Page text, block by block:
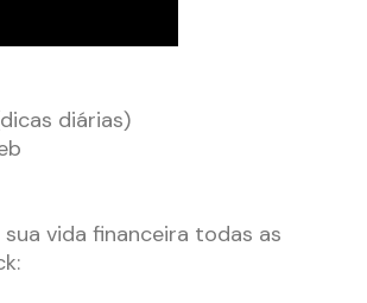
diárias)
vida financeira todas as